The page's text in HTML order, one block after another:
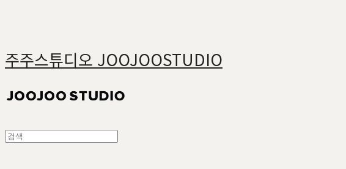
주주스튜디오 JOOJOOSTUDIO